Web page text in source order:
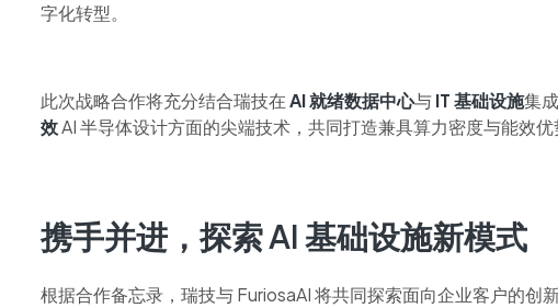
字化转型。
此次战略合作将充分结合瑞技在AI 就绪数据中心与IT 基础设施集
效AI 半导体设计方面的尖端技术，共同打造兼具算力密度与能效优
携手并进，探索 AI 基础设施新模式
根据合作备忘录，瑞技与 FuriosaAI 将共同探索面向企业客户的创